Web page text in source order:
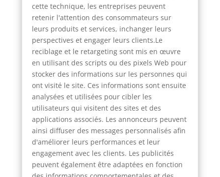
cette technique, les entreprises peuvent
retenir l'attention des consommateurs sur
leurs produits et services, inchanger leurs
perspectives et engager leurs clients.Le
reciblage et le retargeting sont mis en œuvre
en utilisant des scripts ou des pixels Web pour
stocker des informations sur les personnes qui
ont visité le site. Ces informations sont ensuite
analysées et utilisées pour cibler les
utilisateurs qui visitent des sites et des
applications associés. Les annonceurs peuvent
ainsi diffuser des messages personnalisés afin
d'améliorer leurs performances et leur
engagement avec les clients. Les publicités
peuvent également être adaptées en fonction